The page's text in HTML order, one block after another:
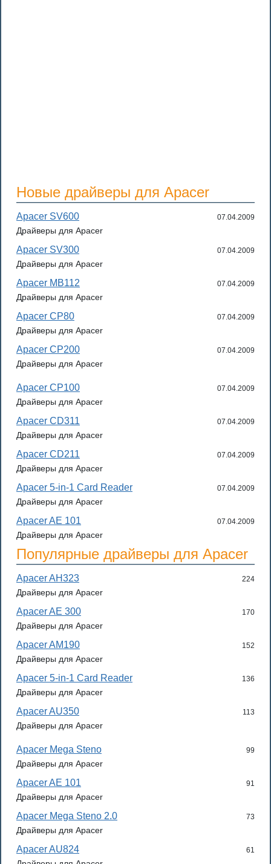
Новые драйверы для Apacer
Apacer SV600 07.04.2009
Драйверы для Apacer
Apacer SV300 07.04.2009
Драйверы для Apacer
Apacer MB112 07.04.2009
Драйверы для Apacer
Apacer CP80 07.04.2009
Драйверы для Apacer
Apacer CP200 07.04.2009
Драйверы для Apacer
Apacer CP100 07.04.2009
Драйверы для Apacer
Apacer CD311 07.04.2009
Драйверы для Apacer
Apacer CD211 07.04.2009
Драйверы для Apacer
Apacer 5-in-1 Card Reader 07.04.2009
Драйверы для Apacer
Apacer AE 101 07.04.2009
Драйверы для Apacer
Популярные драйверы для Apacer
Apacer AH323 224
Драйверы для Apacer
Apacer AE 300 170
Драйверы для Apacer
Apacer AM190 152
Драйверы для Apacer
Apacer 5-in-1 Card Reader 136
Драйверы для Apacer
Apacer AU350 113
Драйверы для Apacer
Apacer Mega Steno 99
Драйверы для Apacer
Apacer AE 101 91
Драйверы для Apacer
Apacer Mega Steno 2.0 73
Драйверы для Apacer
Apacer AU824 61